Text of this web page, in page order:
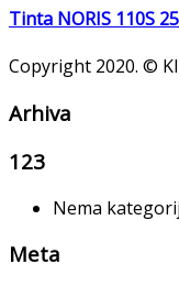
Tinta NORIS 110S
Copyright 2020. ©
Arhiva
123
Nema
Meta